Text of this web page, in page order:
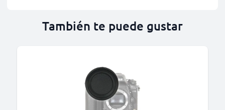
También te puede gustar